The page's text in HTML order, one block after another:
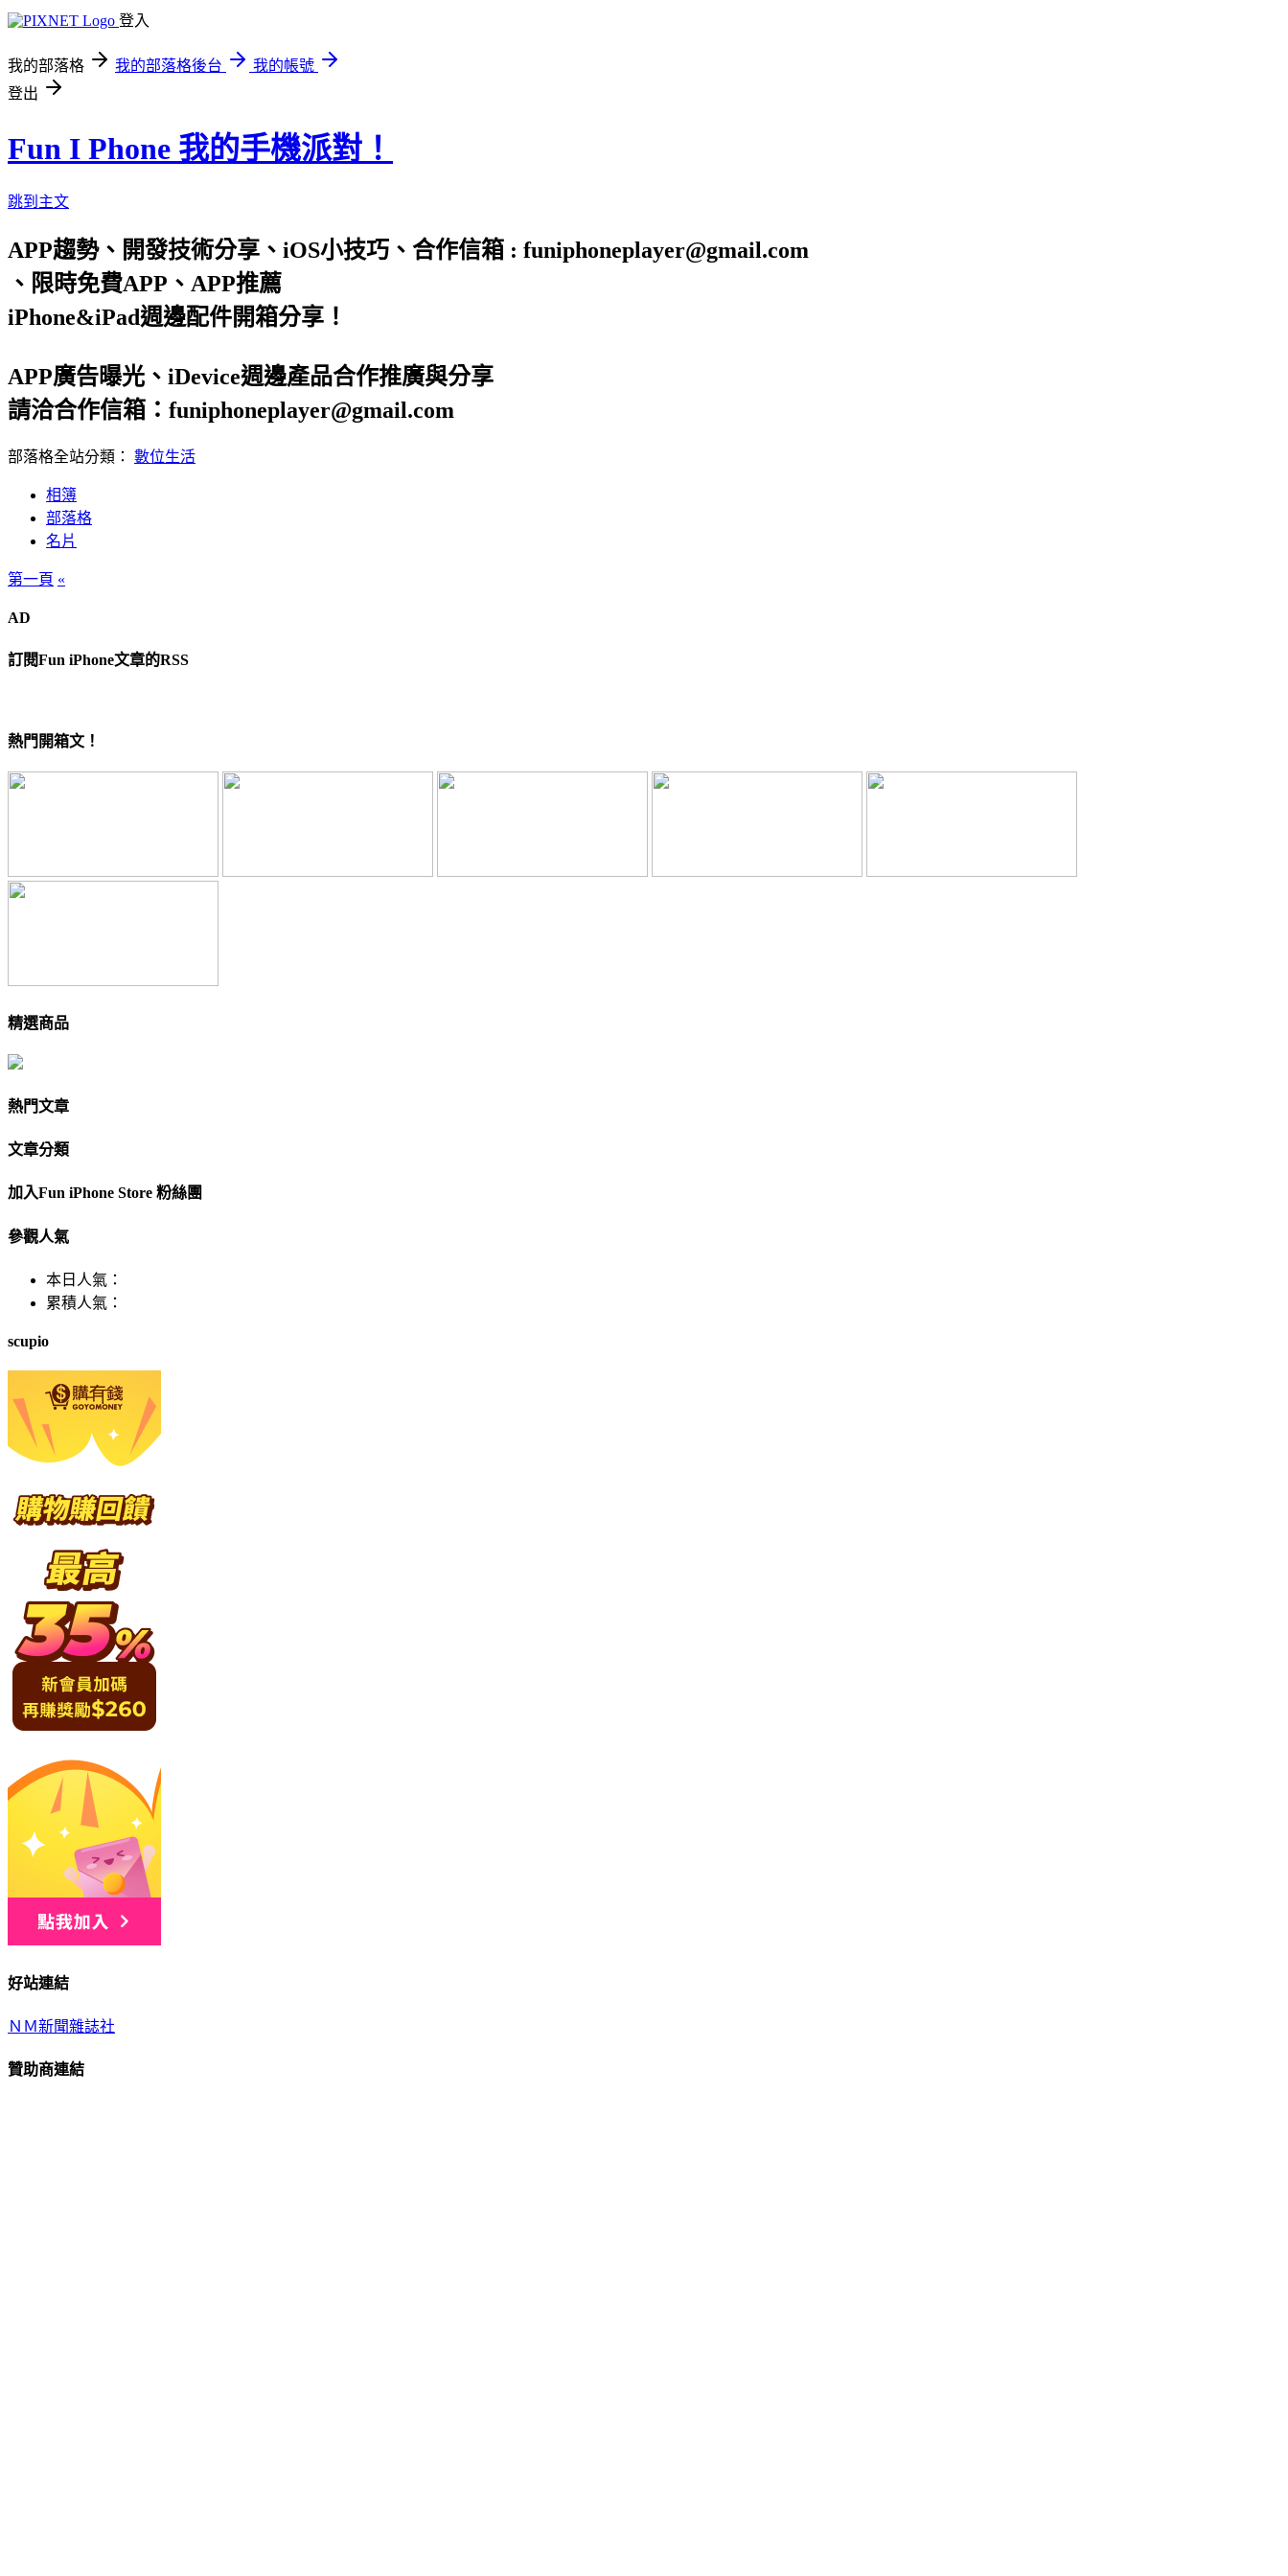
登入
我的部落格 我的部落格後台
我的帳號
登出
Fun I Phone 我的手機派對！
跳到主文
APP趨勢、開發技術分享、iOS小技巧、合作信箱 : funiphoneplayer@gmail.com
、限時免費APP、APP推薦
iPhone&iPad週邊配件開箱分享！
APP廣告曝光、iDevice週邊產品合作推廣與分享
請洽合作信箱：funiphoneplayer@gmail.com
部落格全站分類： 數位生活
相簿
部落格
名片
第一頁 «
AD
訂閱Fun iPhone文章的RSS
熱門開箱文！
精選商品
熱門文章
文章分類
加入Fun iPhone Store 粉絲團
參觀人氣
本日人氣：
累積人氣：
scupio
好站連結
ＮＭ新聞雜誌社
贊助商連結